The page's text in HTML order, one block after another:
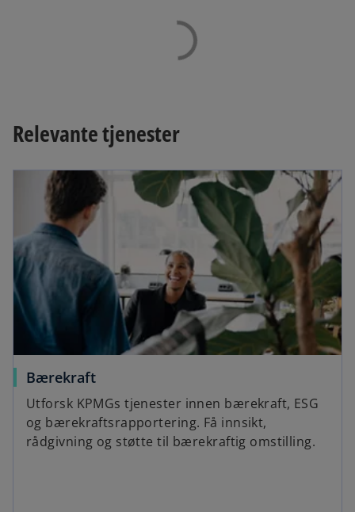
Relevante tjenester
Bærekraft
Utforsk KPMGs tjenester innen bærekraft, ESG
og bærekraftsrapportering. Få innsikt,
rådgivning og støtte til bærekraftig omstilling.